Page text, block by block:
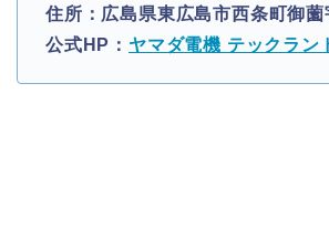
住所：広島県東広島市西条町御
公式HP： ヤマダ電機 テックラン